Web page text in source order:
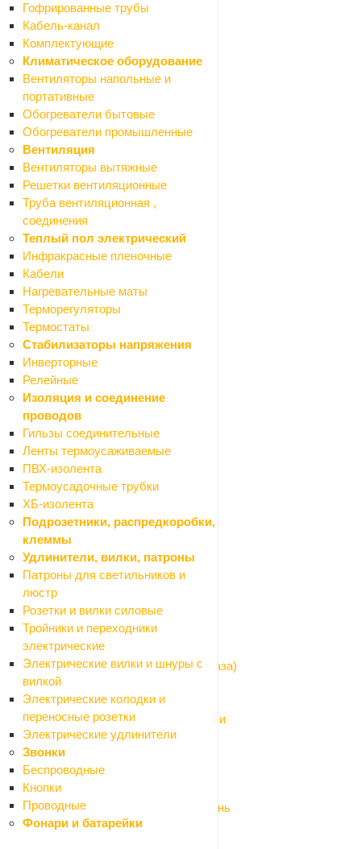
Гофрированные трубы
Кабель-канал
Комплектующие
Климатическое оборудование
Вентиляторы напольные и
портативные
Обогреватели бытовые
Обогреватели промышленные
Вентиляция
Вентиляторы вытяжные
Решетки вентиляционные
Труба вентиляционная ,
соединения
Теплый пол электрический
Инфракрасные пленочные
Кабели
Нагревательные маты
Терморегуляторы
Термостаты
Стабилизаторы напряжения
Инверторные
Релейные
Изоляция и соединение
проводов
Гильзы соединительные
Ленты термоусаживаемые
ПВХ-изолента
Термоусадочные трубки
ХБ-изолента
Подрозетники, распредкоробки,
клеммы
Удлинители, вилки, патроны
Патроны для светильников и
люстр
Розетки и вилки силовые
Тройники и переходники
электрические
Электрические вилки и шнуры с
вилкой
Электрические колодки и
переносные розетки
Электрические удлинители
Звонки
Беспроводные
Кнопки
Проводные
Фонари и батарейки
Смесители
Смесители для биде
Смесители для ванной
Смесители для душа
Смесители для кухни
Смесители для раковины (кобра)
Комплектующие для смесителей
Стойки душевые
Ванны
Назад
Ванны
Экраны для ванн
Акриловые
Панели для экранов
Рамы для экранов
Стальные
Санфаянс
Назад
Санфаянс
Биде
Крышки (сиденья) на унитаз
Писсуары
Раковины, умывальники
Унитазы компакт
Унитазы подвесные
Унитазы напольные (чаша "генуа")
Крепления для унитазов
Прокладки
Лента бордюрная для ванн
Водоснабжение и отопление
Назад
Водоснабжение и отопление
Котлы газовые и электрические
Водоснабжение
Назад
Водоснабжение
Водомеры и газовые счетчики
Гибкая подводка (шланги для воды и газа)
Запорная арматура
Изоляция для труб
Трубы и фитинги из нержавеющей стали
Трубы и фитинги металлопластик
Трубы и фитинги ПНД
Трубы и фитинги полипропилен
Фильтры для питьевой воды
Фитинги и комплектующие бронза/латунь
Фитинги стальные и чугунные